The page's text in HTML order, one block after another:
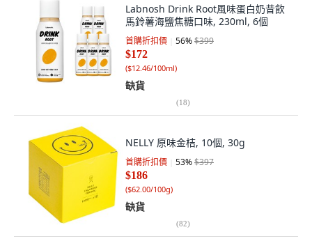
Labnosh Drink Root風味蛋白奶昔飲
馬鈴薯海鹽焦糖口味, 230ml, 6個
首購折扣價 56%$399
$172
($12.46/100ml)
缺貨
(18)
NELLY 原味金桔, 10個, 30g
首購折扣價 53%$397
$186
($62.00/100g)
缺貨
(82)